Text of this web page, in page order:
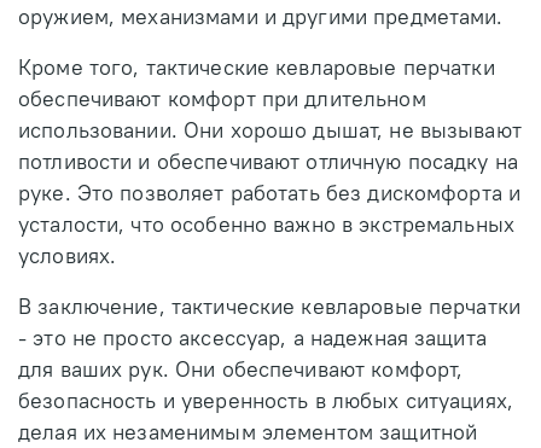
оружием, механизмами и другими предметами.
Кроме того, тактические кевларовые перчатки
обеспечивают комфорт при длительном
использовании. Они хорошо дышат, не вызывают
потливости и обеспечивают отличную посадку на
руке. Это позволяет работать без дискомфорта и
усталости, что особенно важно в экстремальных
условиях.
В заключение, тактические кевларовые перчатки
- это не просто аксессуар, а надежная защита
для ваших рук. Они обеспечивают комфорт,
безопасность и уверенность в любых ситуациях,
делая их незаменимым элементом защитной